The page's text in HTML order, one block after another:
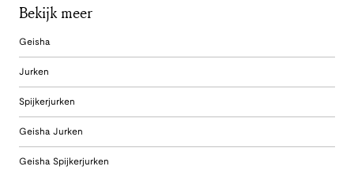
Bekijk meer
Geisha
Jurken
Spijkerjurken
Geisha Jurken
Geisha Spijkerjurken